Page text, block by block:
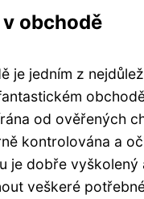
obchodě
je jedním z
od ověřených
kontrolována a
je dobře
veškeré